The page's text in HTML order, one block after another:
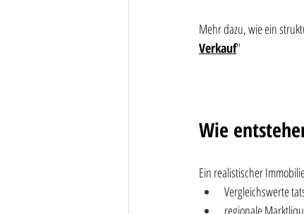
Mehr dazu, wie ein
Verkauf"
Wie
Ein realistischer
Vergleichswerte
regionale